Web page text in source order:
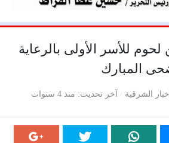
: 50 طن لحوم للأسر الأولى بالرعاية
المبارك
الشرقية آخر تحديث منذ 4 سنوات